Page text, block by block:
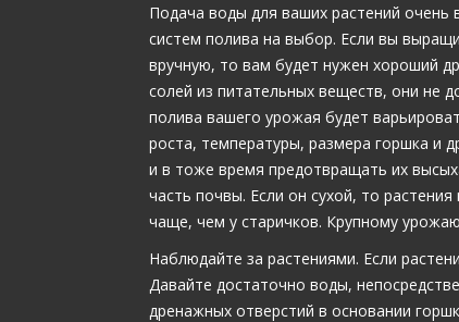
Подача воды для ваших растений очень
систем полива на выбор. Если вы
вручную, то вам будет нужен хороший
солей из питательных веществ, они не
полива вашего урожая будет
роста, температуры, размера горшка и
и в тоже время предотвращать их
часть почвы. Если он сухой, то
чаще, чем у старичков. Крупному
Наблюдайте за растениями. Если
Давайте достаточно воды,
дренажных отверстий в основании